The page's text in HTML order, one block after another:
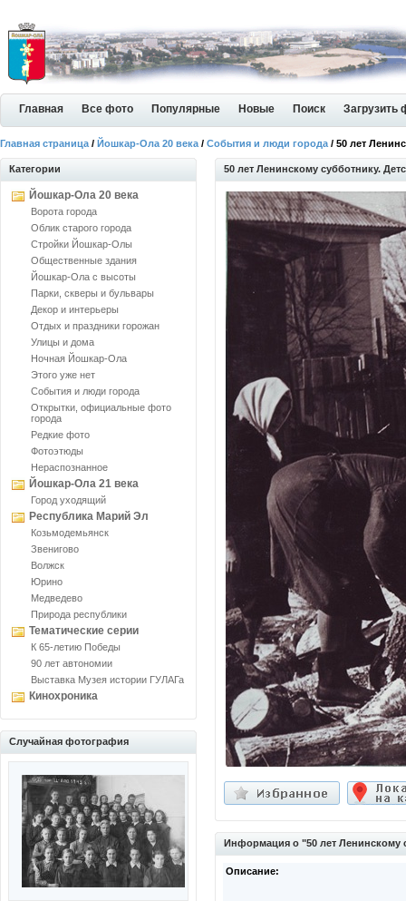
Главная Все фото Популярные Новые Поиск Загрузить
Главная страница / Йошкар-Ола 20 века / События и люди города / 50 лет
Категории
Йошкар-Ола 20 века
Ворота города
Облик старого города
Стройки Йошкар-Олы
Общественные здания
Йошкар-Ола с высоты
Парки, скверы и бульвары
Декор и интерьеры
Отдых и праздники горожан
Улицы и дома
Ночная Йошкар-Ола
Этого уже нет
События и люди города
Открытки, официальные фото
города
Редкие фото
Фотоэтюды
Нераспознанное
Йошкар-Ола 21 века
Город уходящий
Республика Марий Эл
Козьмодемьянск
Звенигово
Волжск
Юрино
Медведево
Природа республики
Тематические серии
К 65-летию Победы
90 лет автономии
Выставка Музея истории ГУЛАГа
Кинохроника
Случайная фотография
50 лет Ленинскому субботнику.
Информация о "50 лет Ленинскому
Описание: